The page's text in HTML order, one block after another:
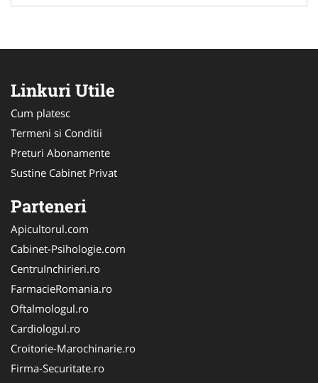
Linkuri Utile
Cum platesc
Termeni si Conditii
Preturi Abonamente
Sustine Cabinet Privat
Parteneri
Apicultorul.com
Cabinet-Psihologie.com
CentruInchirieri.ro
FarmacieRomania.ro
Oftalmologul.ro
Cardiologul.ro
Croitorie-Marochinarie.ro
Firma-Securitate.ro